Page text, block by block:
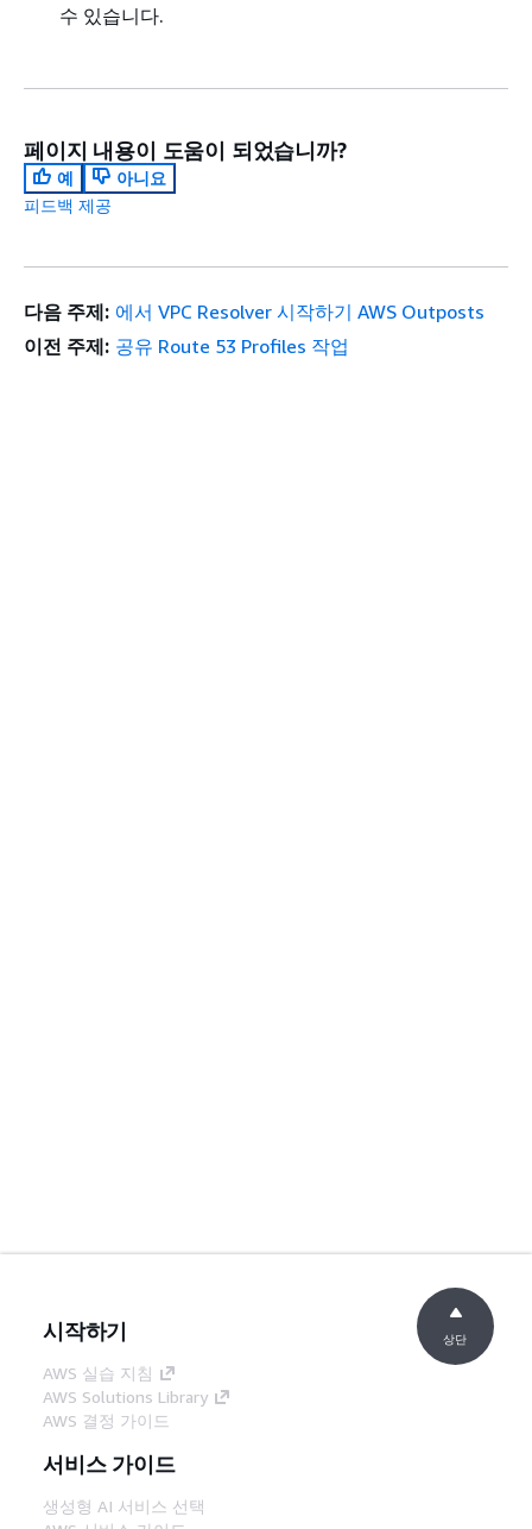
수 있습니다.
페이지 내용이 도움이 되었습니까?
예
아니요
피드백 제공
다음 주제: 에서 VPC Resolver 시작하기 AWS Outposts
이전 주제: 공유 Route 53 Profiles 작업
시작하기
AWS 실습 지침
AWS Solutions Library
AWS 결정 가이드
서비스 가이드
생성형 AI 서비스 선택
상단